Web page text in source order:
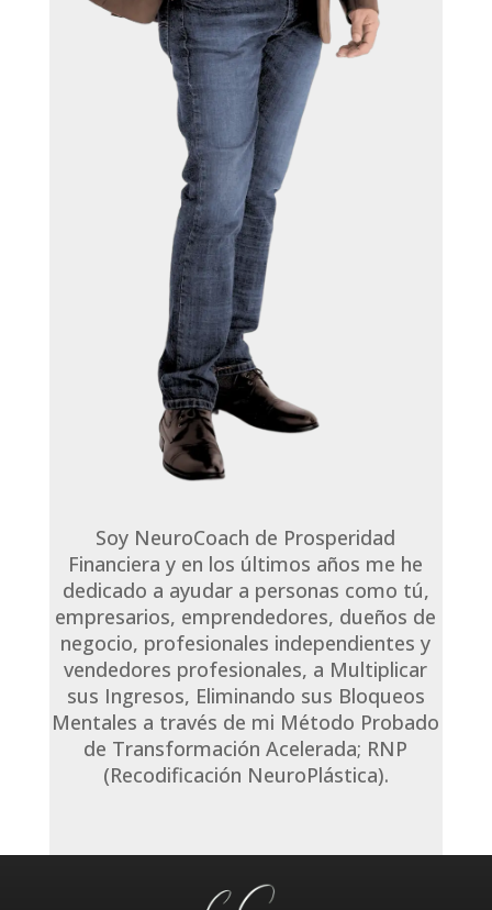
Soy NeuroCoach de Prosperidad
Financiera y en los últimos años me he
dedicado a ayudar a personas como tú,
empresarios, emprendedores, dueños de
negocio, profesionales independientes y
vendedores profesionales, a Multiplicar
sus Ingresos, Eliminando sus Bloqueos
Mentales a través de mi Método Probado
de Transformación Acelerada; RNP
(Recodificación NeuroPlástica).